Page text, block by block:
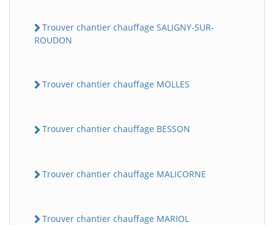
Trouver chantier chauffage SALIGNY-SUR-
ROUDON
Trouver chantier chauffage MOLLES
Trouver chantier chauffage BESSON
Trouver chantier chauffage MALICORNE
Trouver chantier chauffage MARIOL